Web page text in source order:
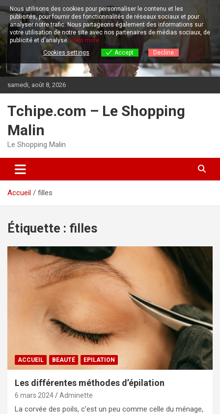
Aller
au
contenu
samedi, août 8, 2026
Tchipe.com – Le Shopping
Malin
Le Shopping Malin
Accueil filles
Étiquette : filles
ACCUEIL BEAUTÉ EPILATION
Les différentes méthodes d’épilation
6 mars 2024 Adminette
La corvée des poils, c’est un peu comme celle du ménage,
Nous utilisons des cookies pour personnaliser le contenu et les
publicités, pour fournir des fonctionnalités de réseaux sociaux et pour
analyser notre trafic.Nous partageons également des informations sur
votre utilisation de notre site avec nos partenaires de médias sociaux, de
publicité et d'analyse. View more
Cookies settings
Accept Decline